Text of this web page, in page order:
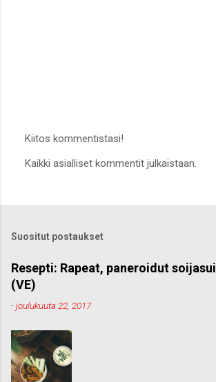
ä
o
m
e
n
Kiitos kommentistasi!
Kaikki asialliset kommentit julkaistaan.
Suositut postaukset
Resepti: Rapeat, paneroidut
(VE)
-joulukuuta 22, 2017